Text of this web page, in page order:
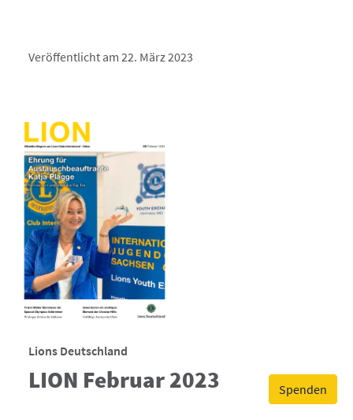
Spenden
Veröffentlicht am 22. März 2023
Lions Deutschland
LION Februar 2023